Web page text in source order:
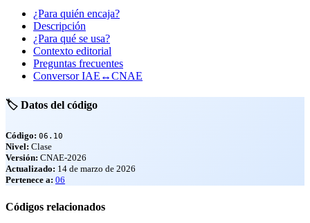
¿Para quién encaja?
Descripción
¿Para qué se usa?
Contexto editorial
Preguntas frecuentes
Conversor IAE↔CNAE
🏷️ Datos del código
Código: 06.10
Nivel: Clase
Versión: CNAE-2026
Actualizado: 14 de marzo de 2026
Pertenece a: 06
Códigos relacionados